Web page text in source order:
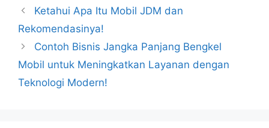
Ketahui Apa Itu Mobil JDM dan
Rekomendasinya!
Contoh Bisnis Jangka Panjang Bengkel
Mobil untuk Meningkatkan Layanan dengan
Teknologi Modern!